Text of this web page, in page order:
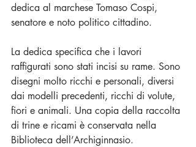
dedica al marchese Tomaso Cospi,
senatore e noto politico cittadino.
La dedica specifica che i lavori
raffigurati sono stati incisi su rame. Sono
disegni molto ricchi e personali, diversi
dai modelli precedenti, ricchi di volute,
fiori e animali. Una copia della raccolta
di trine e ricami è conservata nella
Biblioteca dell’Archiginnasio.